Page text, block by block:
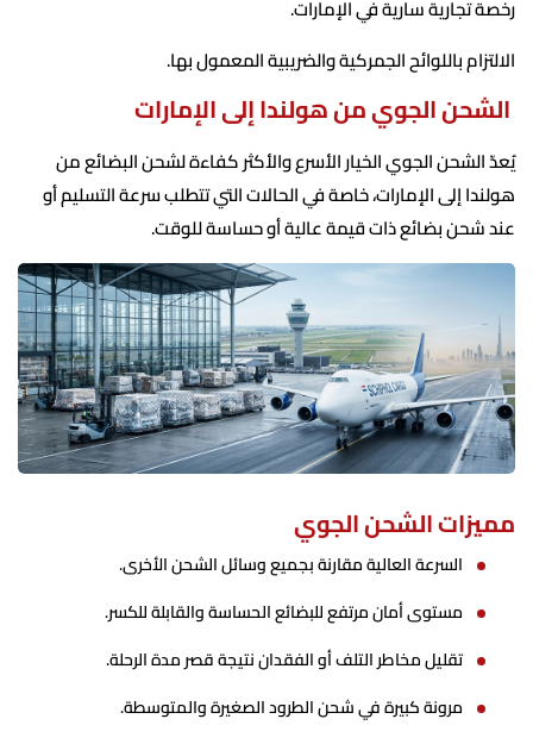
رخصة تجارية سارية في الإمارات.
الالتزام باللوائح الجمركية والضريبية المعمول بها.
الشحن الجوي من هولندا إلى الإمارات
يُعدّ الشحن الجوي الخيار الأسرع والأكثر كفاءة لشحن البضائع من
هولندا إلى الإمارات، خاصة في الحالات التي تتطلب سرعة التسليم أو
عند شحن بضائع ذات قيمة عالية أو حساسة للوقت.
مميزات الشحن الجوي
السرعة العالية مقارنة بجميع وسائل الشحن الأخرى.
مستوى أمان مرتفع للبضائع الحساسة والقابلة للكسر.
تقليل مخاطر التلف أو الفقدان نتيجة قصر مدة الرحلة.
مرونة كبيرة في شحن الطرود الصغيرة والمتوسطة.